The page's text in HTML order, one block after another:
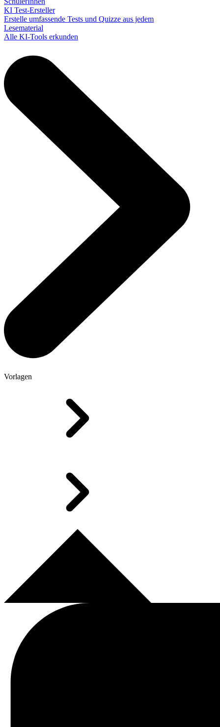
KI Test-Ersteller
Erstelle umfassende Tests und Quizze aus jedem
Lesematerial
Alle KI-Tools erkunden
Vorlagen